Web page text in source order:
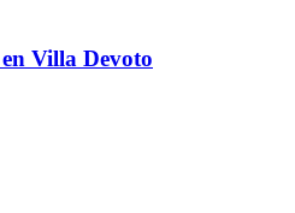
Villa Devoto